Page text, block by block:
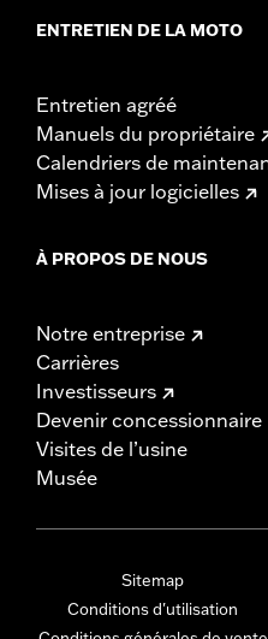
ENTRETIEN DE LA MOTO
Entretien agréé
Manuels du propriétaire
Calendriers de
Mises à jour logicielles
À PROPOS DE NOUS
Notre entreprise
Carrières
Investisseurs
Devenir concessionnaire
Visites de l’usine
Musée
Sitemap
Conditions d'utilisation